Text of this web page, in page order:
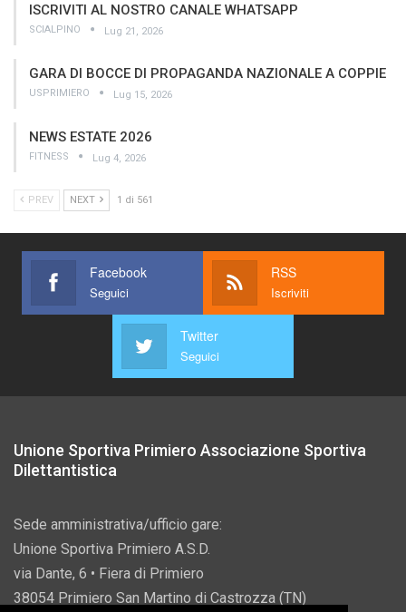
ISCRIVITI AL NOSTRO CANALE WHATSAPP
SCIALPINO Lug 21, 2026
GARA DI BOCCE DI PROPAGANDA NAZIONALE A COPPIE
USPRIMIERO Lug 15, 2026
NEWS ESTATE 2026
FITNESS Lug 4, 2026
PREV NEXT 1 di 561
Facebook
Seguici
RSS
Iscriviti
Twitter
Seguici
Unione Sportiva Primiero Associazione Sportiva
Dilettantistica
Sede amministrativa/ufficio gare:
Unione Sportiva Primiero A.S.D.
via Dante, 6 • Fiera di Primiero
38054 Primiero San Martino di Castrozza (TN)